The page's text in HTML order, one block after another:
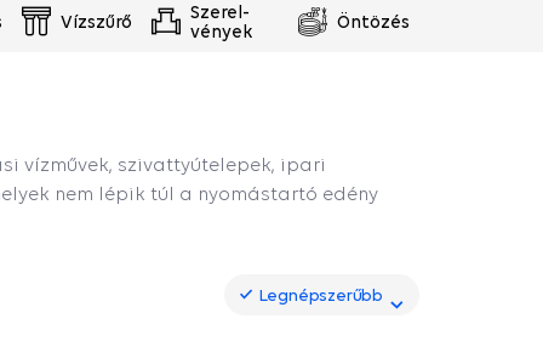
Vízszűrő
Szerel-
vények
Öntözés
vízművek, szivattyútelepek, ipari
nem lépik túl a nyomástartó edény
Legnépszerűbb